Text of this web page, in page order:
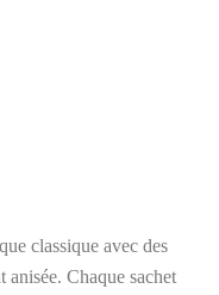
classique avec des
anisée. Chaque sachet